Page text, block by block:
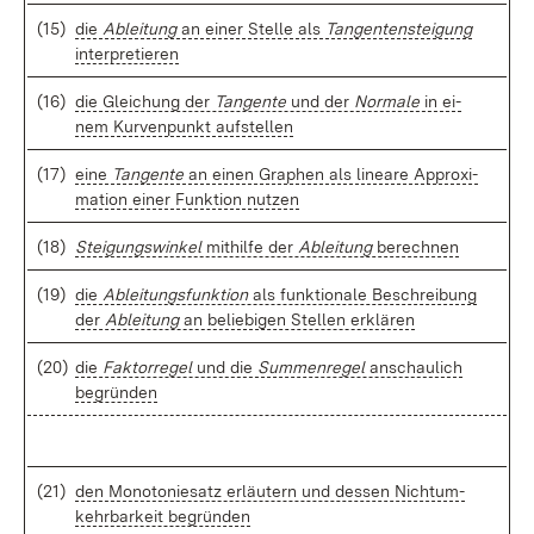
(15) die Ab­lei­tungan ei­ner Stel­le als Tan­gen­ten­stei­gung
in­ter­pre­tie­ren
(16) die Glei­chung der Tan­gen­te und der Nor­ma­le in ei­
nem Kur­ven­punkt auf­stel­len
(17) ei­ne Tan­gen­te an ei­nen Gra­phen als li­nea­re Ap­pro­xi­
ma­ti­on ei­ner Funk­ti­on nut­zen
(18) Stei­gungs­win­kelmit­hil­fe der Ab­lei­tungbe­rech­nen
(19) die Ab­lei­tungs­funk­ti­onals funk­tio­na­le Be­schrei­bung
der Ab­lei­tungan be­lie­bi­gen Stel­len er­klä­ren
(20) die Fak­tor­re­gelund die Sum­men­re­gelan­schau­lich
be­grün­den
(21) den Mo­no­to­nie­satz er­läu­tern und des­sen Nicht­um­
kehr­bar­keit be­grün­den